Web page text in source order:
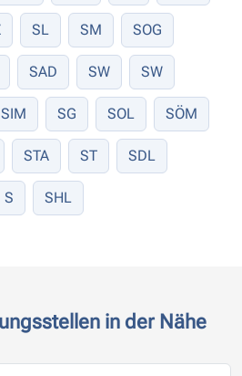
SL SM SOG
SAD SW SW
SIM SG SOL SÖM
STA ST SDL
S SHL
in der Nähe